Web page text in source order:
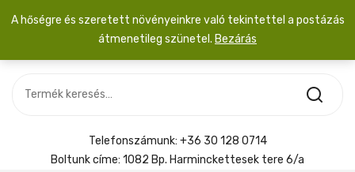
SZOBANÖVÉNY
KIEGÉSZÍTŐK
Menyasszonyi csokor
Telefonszámunk: +36 30 128 0714
Boltunk címe: 1082 Bp. Harminckettesek tere 6/a
A hőségre és szeretett növényeinkre való tekintettel a postázás
átmenetileg szünetel. Bezárás